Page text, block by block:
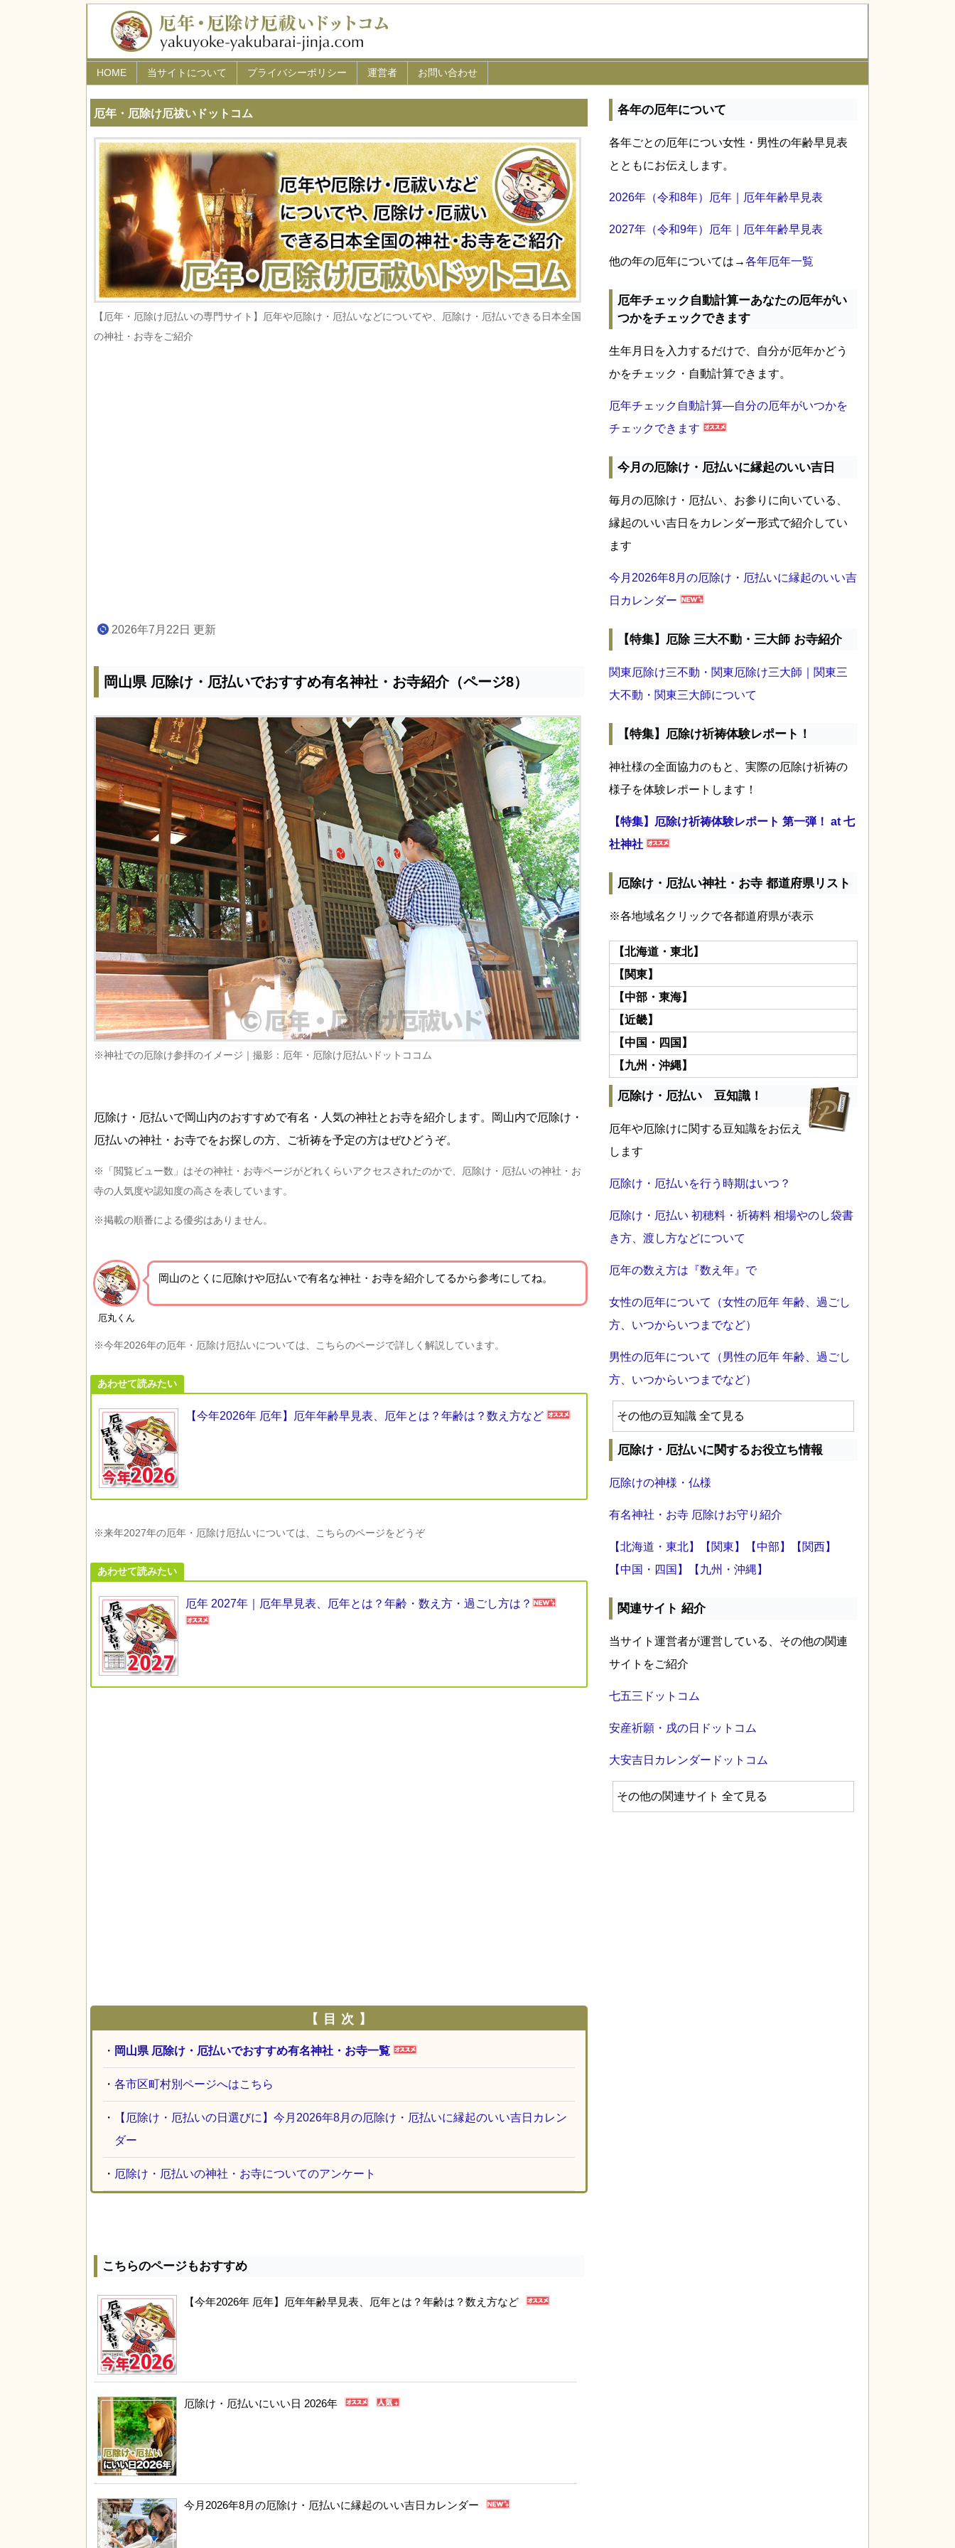
厄年・厄除け厄祓いドットコム
【厄年・厄除け厄払いの専門サイト】厄年や厄除け・厄払いなどについてや、厄除け・厄払いできる日本全国
の神社・お寺をご紹介
2026年7月22日 更新
岡山県 厄除け・厄払いでおすすめ有名神社・お寺紹介（ページ8）
※神社での厄除け参拝のイメージ｜撮影：厄年・厄除け厄払いドットココム
厄除け・厄払いで岡山内のおすすめで有名・人気の神社とお寺を紹介します。岡山内で厄除け・
厄払いの神社・お寺でをお探しの方、ご祈祷を予定の方はぜひどうぞ。
※「閲覧ビュー数」はその神社・お寺ページがどれくらいアクセスされたのかで、厄除け・厄払いの神社・お
寺の人気度や認知度の高さを表しています。
※掲載の順番による優劣はありません。
厄丸くん
岡山のとくに厄除けや厄払いで有名な神社・お寺を紹介 してるから参考にしてね。
※今年2026年の厄年・厄除け厄払いについては、こちらのページで詳しく解説しています。
あわせて読みたい
【今年2026年 厄年】厄年年齢早見表、厄年とは？年齢は？数え方など
※来年2027年の厄年・厄除け厄払いについては、こちらのページをどうぞ
あわせて読みたい
厄年 2027年｜厄年早見表、厄年とは？年齢・数え方・過ごし方は？
【 目 次 】
・ 岡山県 厄除け・厄払いでおすすめ有名神社・お寺一覧
・ 各市区町村別ページへはこちら
・
【厄除け・厄払いの日選びに】今月2026年8月の厄除け・厄払いに縁起のいい吉日カレン
ダー
・ 厄除け・厄払いの神社・お寺についてのアンケート
こちらのページもおすすめ
【今年2026年 厄年】厄年年齢早見表、厄年とは？年齢は？数え方など
厄除け・厄払いにいい日 2026年
今月2026年8月の厄除け・厄払いに縁起のいい吉日カレンダー
各年の厄年について
各年ごとの厄年につい女性・男性の年齢早見表
とともにお伝えします。
2026年（令和8年）厄年｜厄年年齢早見表
2027年（令和9年）厄年｜厄年年齢早見表
他の年の厄年については→各年厄年一覧
厄年チェック自動計算ーあなたの厄年がい
つかをチェックできます
生年月日を入力するだけで、自分が厄年かどう
かをチェック・自動計算できます。
厄年チェック自動計算―自分の厄年がいつかを
チェックできます
今月の厄除け・厄払いに縁起のいい吉日
毎月の厄除け・厄払い、お参りに向いている、
縁起のいい吉日をカレンダー形式で紹介してい
ます
今月2026年8月の厄除け・厄払いに縁起のいい吉
日カレンダー
【特集】厄除 三大不動・三大師 お寺紹介
関東厄除け三不動・関東厄除け三大師｜関東三
大不動・関東三大師について
【特集】厄除け祈祷体験レポート！
神社様の全面協力のもと、実際の厄除け祈祷の
様子を体験レポートします！
【特集】厄除け祈祷体験レポート 第一弾！ at 七
社神社
厄除け・厄払い神社・お寺 都道府県リスト
※各地域名クリックで各都道府県が表示
【北海道・東北】
【関東】
【中部・東海】
【近畿】
【中国・四国】
【九州・沖縄】
厄除け・厄払い 豆知識！
厄年や厄除けに関する豆知識をお伝え
します
厄除け・厄払いを行う時期はいつ？
厄除け・厄払い 初穂料・祈祷料 相場やのし袋書
き方、渡し方などについて
厄年の数え方は『数え年』で
女性の厄年について（女性の厄年 年齢、過ごし
方、いつからいつまでなど）
男性の厄年について（男性の厄年 年齢、過ごし
方、いつからいつまでなど）
その他の豆知識 全て見る
厄除け・厄払いに関するお役立ち情報
厄除けの神様・仏様
有名神社・お寺 厄除けお守り紹介
【北海道・東北】 【関東】 【中部】
【関西】
【中国・四国】
【九州・沖縄】
関連サイト 紹介
当サイト運営者が運営している、その他の関連
サイトをご紹介
七五三ドットコム
安産祈願・戌の日ドットコム
大安吉日カレンダードットコム
その他の関連サイト 全て見る
HOME 当サイトについて プライバシーポリシー 運営者 お問い合わせ